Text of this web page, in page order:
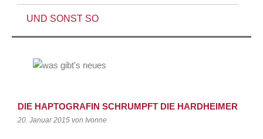
UND SONST SO
DIE HAPTOGRAFIN SCHRUMPFT DIE HARDHEIMER
20. Januar 2015 von Ivonne